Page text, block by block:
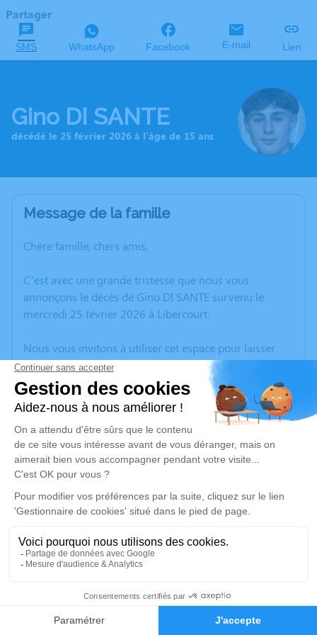
Faire-part Hommages
Partager
SMS WhatsApp Facebook E-mail Lien
Gino DI SANTE
décédé le 25 février 2026 à l'âge de 15 ans
Message de la famille
Chère famille, chers amis,
C’est avec une grande tristesse que nous vous
annonçons le décès de Gino DI SANTE survenu le
mercredi 25 février 2026 à Libercourt.
Nous vous invitons à utiliser cet espace pour laisser
vos condoléances, partager des photos souvenirs, une
anecdote ou exprimer vos pensées à travers des
poèmes ou des textes. Cet endroit est un lieu
d'expression dédié à honorer la mémoire de Gino DI
SANTE.
Un service de plantation d’arbre hommage est
disponible ici
Cérémonie civile
Crématorium d'Hénin-Beaumont
Rue du docteur Laennec